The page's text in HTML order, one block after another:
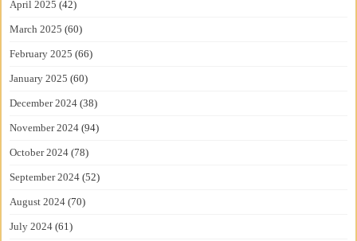
April 2025 (42)
March 2025 (60)
February 2025 (66)
January 2025 (60)
December 2024 (38)
November 2024 (94)
October 2024 (78)
September 2024 (52)
August 2024 (70)
July 2024 (61)